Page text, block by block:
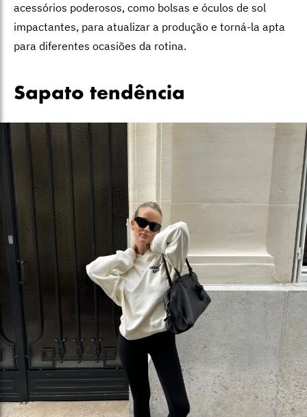
acessórios poderosos, como bolsas e óculos de sol
impactantes, para atualizar a produção e torná-la apta
para diferentes ocasiões da rotina.
Sapato tendência